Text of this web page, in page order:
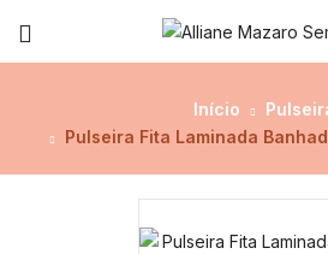
Início
Pulseira Fita Laminada